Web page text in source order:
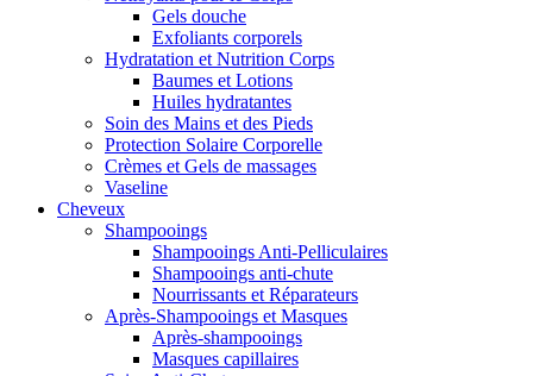
Gels douche
Exfoliants corporels
Hydratation et Nutrition Corps
Baumes et Lotions
Huiles hydratantes
Soin des Mains et des Pieds
Protection Solaire Corporelle
Crèmes et Gels de massages
Vaseline
Cheveux
Shampooings
Shampooings Anti-Pelliculaires
Shampooings anti-chute
Nourrissants et Réparateurs
Après-Shampooings et Masques
Après-shampooings
Masques capillaires